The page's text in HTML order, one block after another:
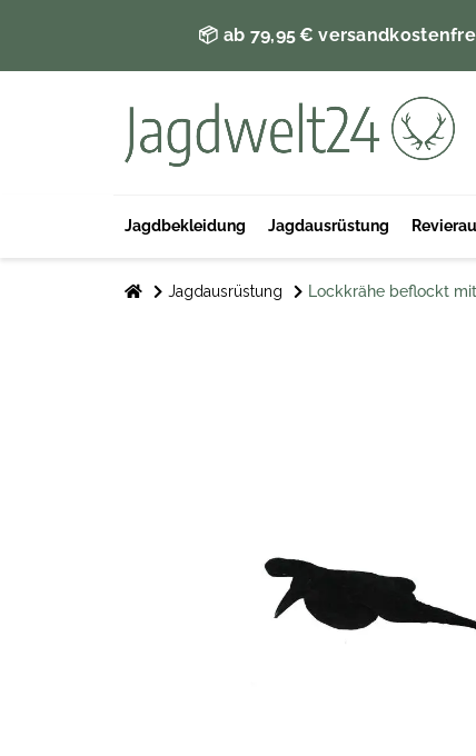
📦 ab 79,95 €
Jagdbekleidung Jagdausrüstung
Jagdausrüstung Lockkrähe beflockt